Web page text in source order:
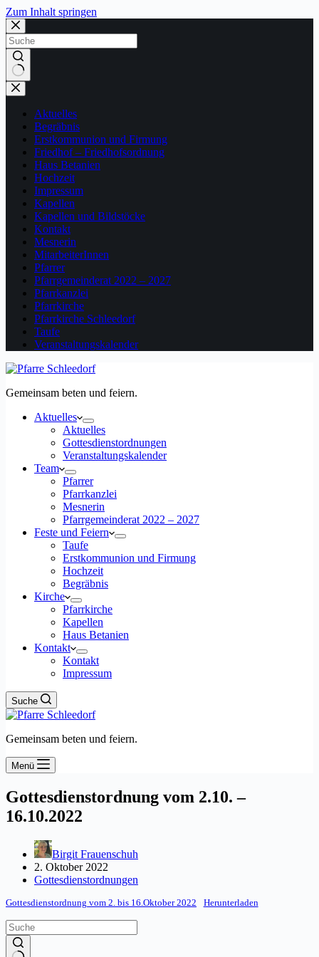
Zum Inhalt springen
Keine
Ergebnisse
Aktuelles
Begräbnis
Erstkommunion und Firmung
Friedhof – Friedhofsordnung
Haus Betanien
Hochzeit
Impressum
Kapellen
Kapellen und Bildstöcke
Kontakt
Mesnerin
MitarbeiterInnen
Pfarrer
Pfarrgemeinderat 2022 – 2027
Pfarrkanzlei
Pfarrkirche
Pfarrkirche Schleedorf
Taufe
Veranstaltungskalender
Gemeinsam beten und feiern.
Aktuelles
Aktuelles
Gottesdienstordnungen
Veranstaltungskalender
Team
Pfarrer
Pfarrkanzlei
Mesnerin
Pfarrgemeinderat 2022 – 2027
Feste und Feiern
Taufe
Erstkommunion und Firmung
Hochzeit
Begräbnis
Kirche
Pfarrkirche
Kapellen
Haus Betanien
Kontakt
Kontakt
Impressum
Suche
Gemeinsam beten und feiern.
Menü
Gottesdienstordnung vom 2.10. –
16.10.2022
Birgit Frauenschuh
2. Oktober 2022
Gottesdienstordnungen
Gottesdienstordnung vom 2. bis 16.Oktober 2022 Herunterladen